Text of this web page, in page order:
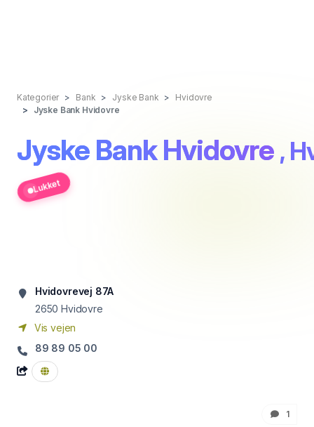
Kategorier Bank Jyske Bank
Hvidovre
Jyske Bank Hvidovre
Jyske Bank Hvidovre ,
Lukket
Hvidovrevej 87A
2650 Hvidovre
Vis vejen
89 89 05 00
1